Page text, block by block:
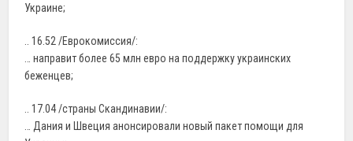
Украине;
.. 16.52 /Еврокомиссия/:
… направит более 65 млн евро на поддержку украинских
беженцев;
.. 17.04 /страны Скандинавии/:
… Дания и Швеция анонсировали новый пакет помощи для